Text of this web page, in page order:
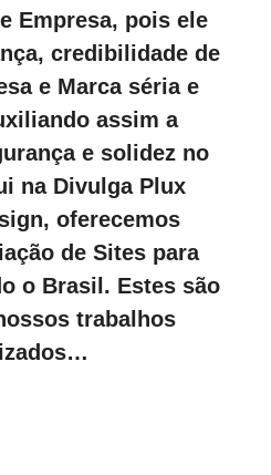
Empresa, pois ele
credibilidade de
e Marca séria e
assim a
e solidez no
na Divulga Plux
oferecemos
de Sites para
o Brasil. Estes são
trabalhos